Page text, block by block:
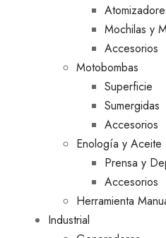
Mochilas y
Accesorios
Motobombas
Superficie
Sumergidas
Accesorios
Enología y Aceite
Prensa y
Accesorios
Herramienta
Industrial